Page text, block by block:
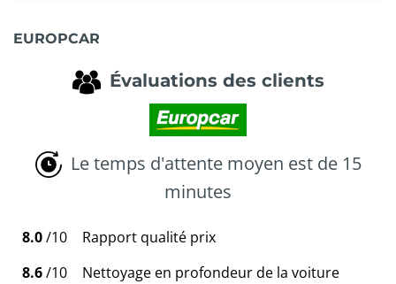
EUROPCAR
Évaluations des clients
Le temps d'attente moyen est de 15
minutes
8.0/10
Rapport qualité prix
8.6/10
Nettoyage en profondeur de la voiture